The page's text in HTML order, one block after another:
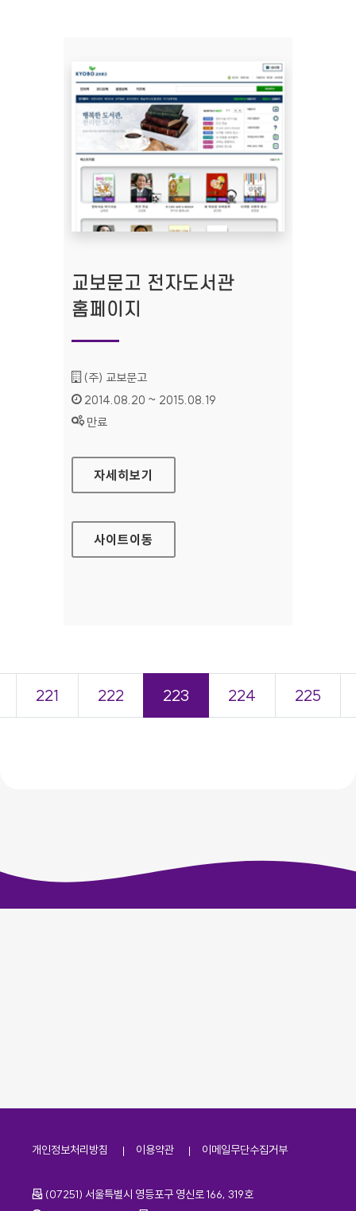
교보문고 전자도서관
홈페이지
기관명 :
(주) 교보문고
인증기간 :
2014.08.20 ~ 2015.08.19
상태 :
만료
교보문고 전자도서관 홈페이지
자세히보기
사이트이동
221 222 223 224 225
개인정보처리방침 이용약관 이메일무단수집거부
주소
(07251) 서울특별시 영등포구 영신로 166, 319호